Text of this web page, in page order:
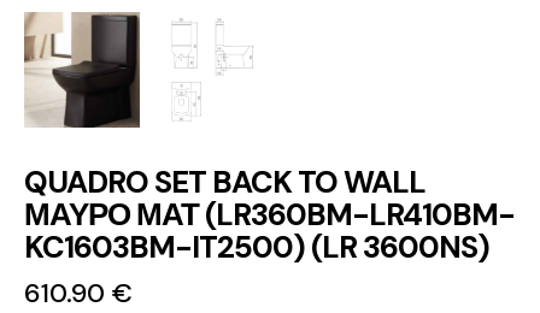
QUADRO SET BACK TO WALL
ΜΑΥΡΟ ΜΑΤ (LR360BM-LR410BM-
KC1603BM-IT2500) (LR 3600NS)
610.90 €